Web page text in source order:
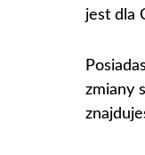
jest dla
zmiany